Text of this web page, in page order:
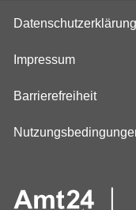
Datenschutzerklärung
Impressum
Barrierefreiheit